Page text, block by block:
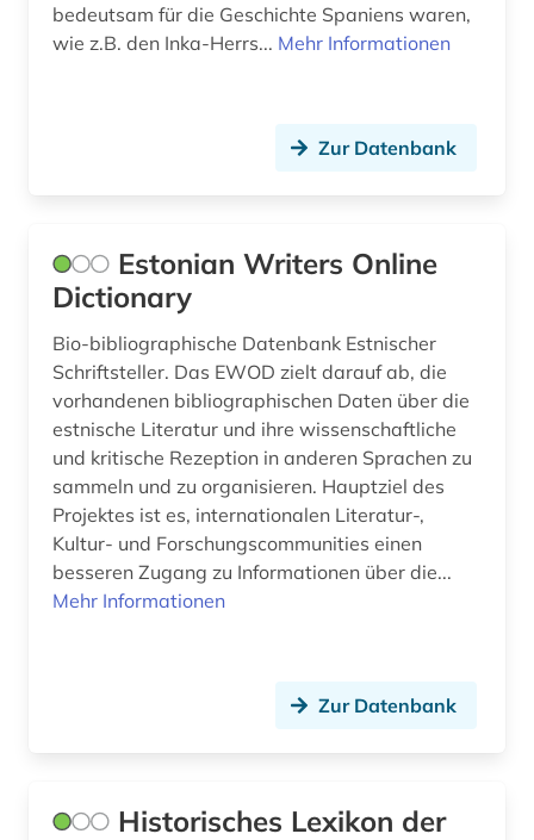
bedeutsam für die Geschichte Spaniens waren,
wie z.B. den Inka-Herrs... Mehr Informationen
Zur Datenbank
Estonian Writers Online
Dictionary
Bio-bibliographische Datenbank Estnischer
Schriftsteller. Das EWOD zielt darauf ab, die
vorhandenen bibliographischen Daten über die
estnische Literatur und ihre wissenschaftliche
und kritische Rezeption in anderen Sprachen zu
sammeln und zu organisieren. Hauptziel des
Projektes ist es, internationalen Literatur-,
Kultur- und Forschungscommunities einen
besseren Zugang zu Informationen über die...
Mehr Informationen
Zur Datenbank
Historisches Lexikon der